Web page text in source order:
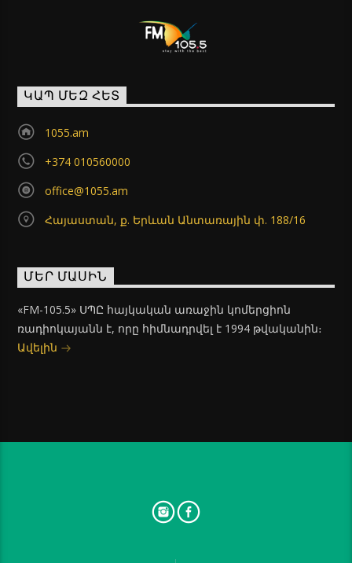
ԿԱՊ ՄԵԶ ՀԵՏ
1055.am
+374 010560000
office@1055.am
Հայաստան, ք. Երևան Անտառային փ. 188/16
ՄԵՐ ՄԱՍԻՆ
«FM-105.5» ՍՊԸ հայկական առաջին կոմերցիոն
ռադիոկայանն է, որը հիմնադրվել է 1994 թվականին։
Ավելին